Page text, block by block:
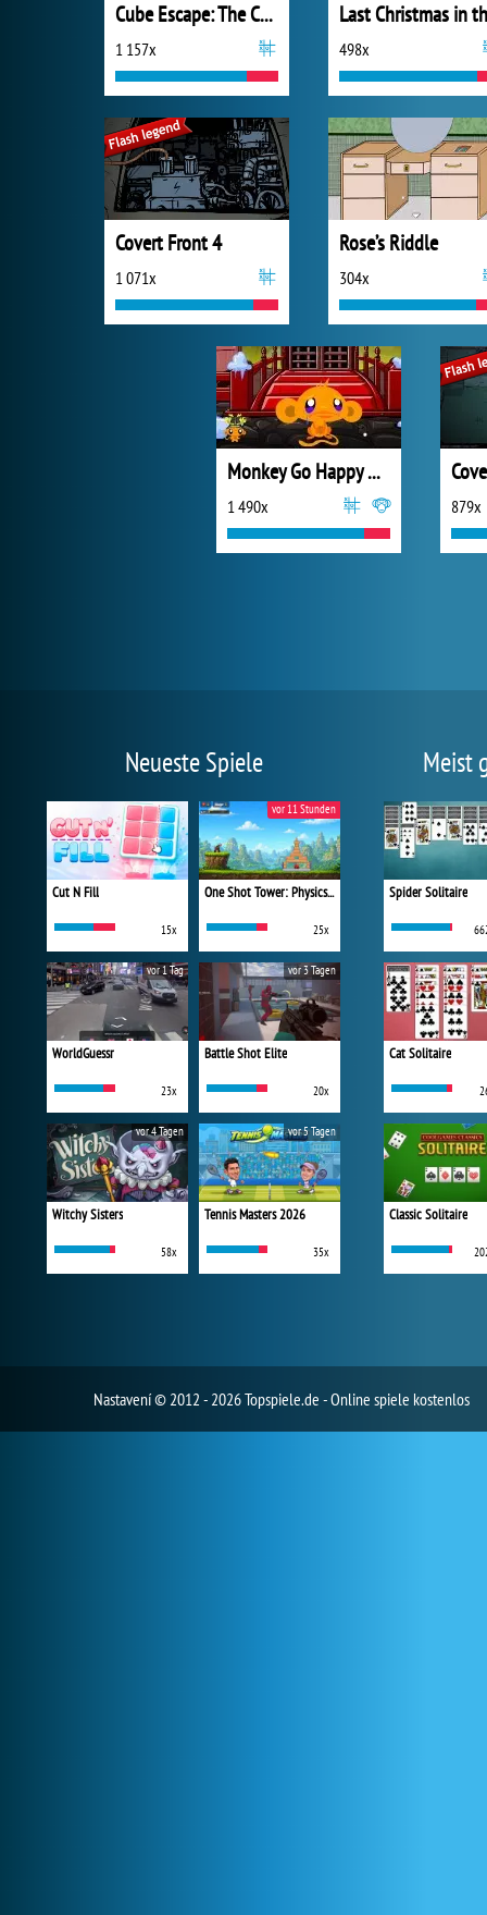
Cube Escape: The Cave
1 157x 498x
Covert Front 4
1 071x
Rose’s Riddle
304x
Monkey Go Happy Ninjas 3
1 490x 879x
Neueste Spiele
Cut N Fill
15x
One Shot Tower: Physics Destroyer
25x
vor 11 Stunden
WorldGuessr
23x
vor 1 Tag
Battle Shot Elite
20x
vor 3 Tagen
Witchy Sisters
58x
vor 4 Tagen
Tennis Masters 2026
35x
vor 5 Tagen
Meist
Spider Solitaire
Cat Solitaire
Classic Solitaire
Nastavení© 2012 - 2026 Topspiele.de - Online spiele kostenlos